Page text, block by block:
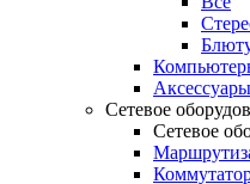
Сетевое
Сетевое